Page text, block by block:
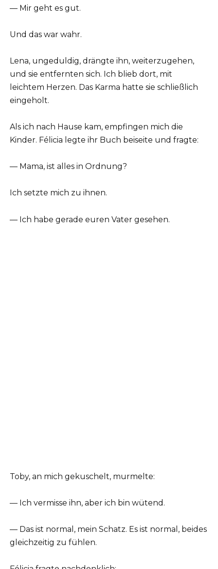
— Mir geht es gut.
Und das war wahr.
Lena, ungeduldig, drängte ihn, weiterzugehen,
und sie entfernten sich. Ich blieb dort, mit
leichtem Herzen. Das Karma hatte sie schließlich
eingeholt.
Als ich nach Hause kam, empfingen mich die
Kinder. Félicia legte ihr Buch beiseite und fragte:
— Mama, ist alles in Ordnung?
Ich setzte mich zu ihnen.
— Ich habe gerade euren Vater gesehen.
Toby, an mich gekuschelt, murmelte:
— Ich vermisse ihn, aber ich bin wütend.
— Das ist normal, mein Schatz. Es ist normal, beides
gleichzeitig zu fühlen.